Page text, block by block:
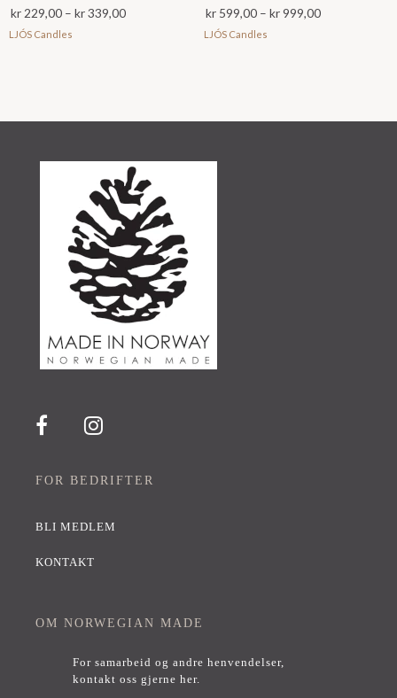
kr 229,00 – kr339,00Prisområde:
LJÓS Candles
kr 599,00 – kr999,00Prisområde:
LJÓS Candles
FOR BEDRIFTER
BLI MEDLEM
KONTAKT
OM NORWEGIAN MADE
For samarbeid og andre henvendelser,
kontakt oss gjerne her.